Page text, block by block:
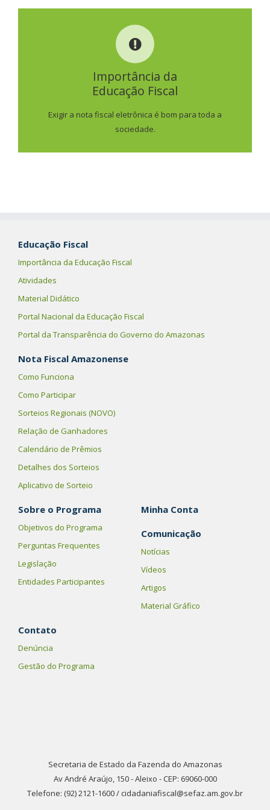
Importância da
Educação Fiscal
Exigir a nota fiscal eletrônica é bom para toda a
sociedade.
IMPORTÂNCIA DA
SAIBA MAIS
Educação Fiscal
Importância da Educação Fiscal
Atividades
Material Didático
Portal Nacional da Educação Fiscal
Portal da Transparência do Governo do Amazonas
Nota Fiscal Amazonense
Como Funciona
Como Participar
Sorteios Regionais (NOVO)
Relação de Ganhadores
Calendário de Prêmios
Detalhes dos Sorteios
Aplicativo de Sorteio
Sobre o Programa
Objetivos do Programa
Perguntas Frequentes
Legislação
Entidades Participantes
Minha Conta
Comunicação
Notícias
Vídeos
Artigos
Material Gráfico
Contato
Denúncia
Gestão do Programa
Secretaria de Estado da Fazenda do Amazonas
Av André Araújo, 150 - Aleixo - CEP: 69060-000
Telefone: (92) 2121-1600 / cidadaniafiscal@sefaz.am.gov.br